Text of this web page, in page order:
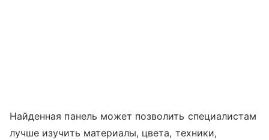
Найденная панель может позволить специалистам
лучше изучить материалы, цвета, техники,